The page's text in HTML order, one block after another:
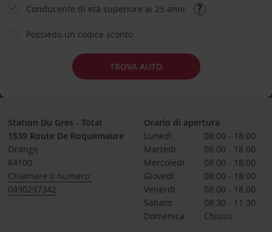
Conducente di età superiore ai 25 anni
Possiedo un codice sconto
TROVA AUTO
Station Du Gres - Total
1539 Route De Roquemaure
Orange
84100
Chiamare il numero:
0490297342
Orario di apertura
Lunedì
08:00 - 18:00
Martedì
08:00 - 18:00
Mercoledì
08:00 - 18:00
Giovedì
08:00 - 18:00
Venerdì
08:00 - 18:00
Sabato
08:30 - 11:30
Domenica
Chiuso